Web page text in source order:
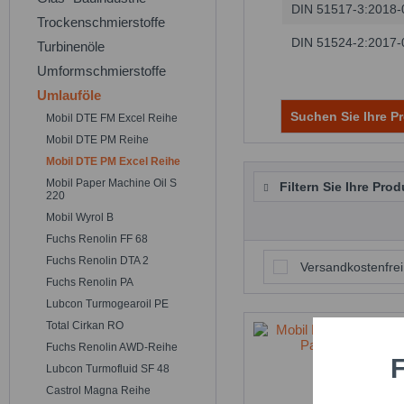
Trockenschmierstoffe
Turbinenöle
Umformschmierstoffe
Umlauföle
Mobil DTE FM Excel Reihe
Mobil DTE PM Reihe
Mobil DTE PM Excel Reihe
Mobil Paper Machine Oil S
220
Mobil Wyrol B
Fuchs Renolin FF 68
Fuchs Renolin DTA 2
Fuchs Renolin PA
Lubcon Turmogearoil PE
Total Cirkan RO
Fuchs Renolin AWD-Reihe
Lubcon Turmofluid SF 48
Castrol Magna Reihe
DIN 51517-3:2018-
DIN 51524-2:2017-
Suchen Sie Ihre
Filtern Sie Ihre
Versandkostenfrei